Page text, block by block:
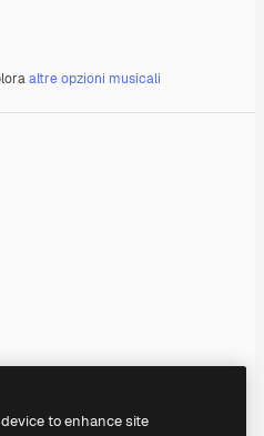
altre opzioni musicali
to enhance site